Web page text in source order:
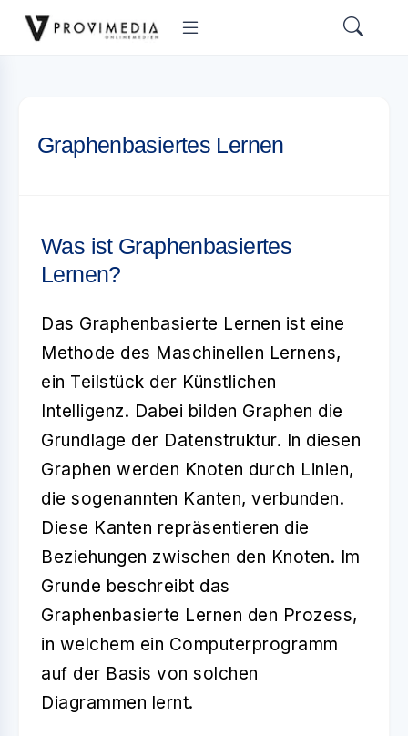
Graphenbasiertes Lernen
Was ist Graphenbasiertes
Lernen?
Das Graphenbasierte Lernen ist eine
Methode des Maschinellen Lernens,
ein Teilstück der Künstlichen
Intelligenz. Dabei bilden Graphen die
Grundlage der Datenstruktur. In diesen
Graphen werden Knoten durch Linien,
die sogenannten Kanten, verbunden.
Diese Kanten repräsentieren die
Beziehungen zwischen den Knoten. Im
Grunde beschreibt das
Graphenbasierte Lernen den Prozess,
in welchem ein Computerprogramm
auf der Basis von solchen
Diagrammen lernt.